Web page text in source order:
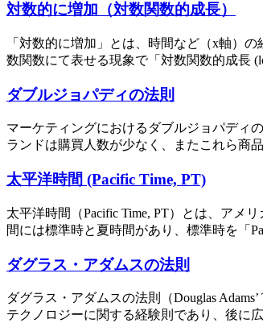
対数的に増加（対数関数的成長）
「対数的に増加」とは、時間など（x軸）
数関数にて表せる現象で「対数関数的成長
ダブルジョパディの法則
マーケティングにおけるダブルジョパディ
ランドは購買人数が少なく、またこれら
太平洋時間 (Pacific Time, PT)
太平洋時間（Pacific Time, PT）とは、アメ
間には標準時と夏時間があり、標準時を「
ダグラス・アダムスの法則
ダグラス・アダムスの法則（Douglas
テクノロジーに関する経験則であり、後